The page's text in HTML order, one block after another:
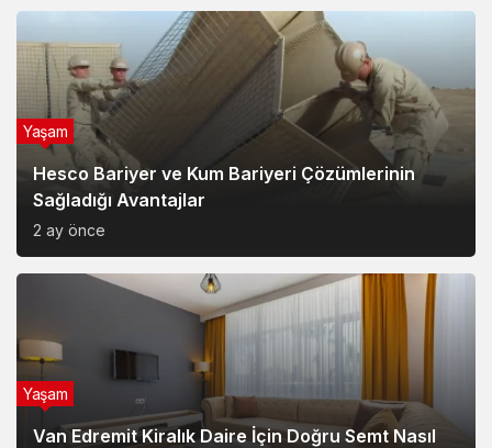
Hesco Bariyer ve Kum Bariyeri Çözümlerinin
Sağladığı Avantajlar
2 ay önce
Yaşam
Van Edremit Kiralık Daire İçin Doğru Semt Nasıl
Yaşam